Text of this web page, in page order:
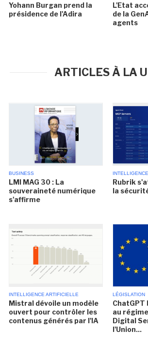
Yohann Burgan prend la
présidence de l'Adira
L'Etat
de la
agents
ARTICLES À LA
BUSINESS
LMI MAG 30 : La
souveraineté numérique
s'affirme
Rubrik
la
INTELLIGENCE ARTIFICIELLE
Mistral dévoile un modèle
ouvert pour contrôler les
contenus générés par l'IA
LÉGISLATION
au
Digital
l'Union...